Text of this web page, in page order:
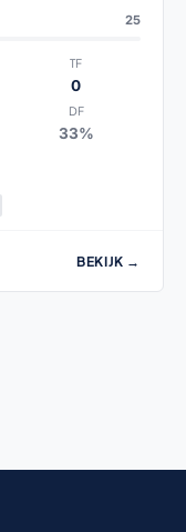
25
TF
0
DF
33%
BEKIJK →